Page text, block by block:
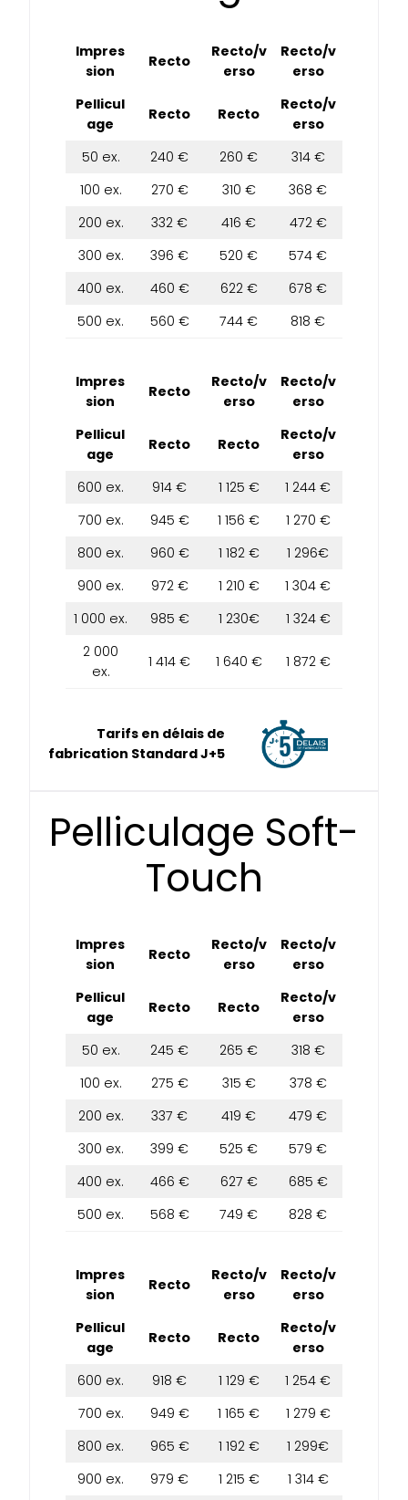
Impres
sion
Recto
Recto/v
erso
Recto/v
erso
Pellicul
age
Recto Recto
Recto/v
erso
50 ex.
240 € 260 €
314 €
100 ex.
270 € 310 €
368 €
200 ex.
332 € 416 €
472 €
300 ex.
396 € 520 €
574 €
400 ex.
460 € 622 €
678 €
500 ex.
560 € 744 € 818 €
Impres
sion
Recto
Recto/v
erso
Recto/v
erso
Pellicul
age
Recto Recto
Recto/v
erso
600 ex.
914 € 1 125 €
1 244 €
700 ex.
945 € 1 156 €
1 270 €
800 ex.
960 € 1 182 €
1 296€
900 ex.
972 € 1 210 €
1 304 €
1 000 ex.
985 € 1 230€
1 324 €
2 000
ex.
1 414 € 1 640 € 1 872 €
Tarifs en délais de
fabrication Standard J+5
Pelliculage Soft-
Touch
Impres
sion
Recto
Recto/v
erso
Recto/v
erso
Pellicul
age
Recto Recto
Recto/v
erso
50 ex.
245 € 265 €
318 €
100 ex.
275 € 315 €
378 €
200 ex.
337 € 419 €
479 €
300 ex.
399 € 525 €
579 €
400 ex.
466 € 627 €
685 €
500 ex.
568 € 749 € 828 €
Impres
sion
Recto
Recto/v
erso
Recto/v
erso
Pellicul
age
Recto Recto
Recto/v
erso
600 ex.
918 € 1 129 €
1 254 €
700 ex.
949 € 1 165 €
1 279 €
800 ex.
965 € 1 192 €
1 299€
900 ex.
979 € 1 215 €
1 314 €